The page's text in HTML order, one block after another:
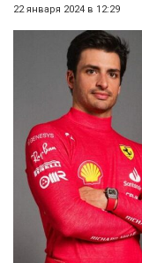
22 января 2024 в 12:29